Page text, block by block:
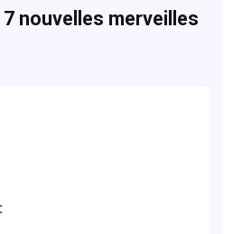
7 nouvelles merveilles